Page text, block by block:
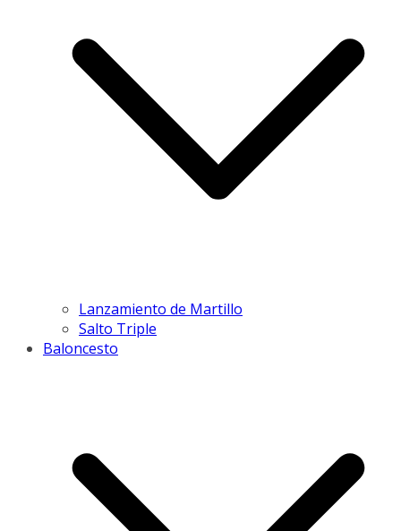
Lanzamiento de Martillo
Salto Triple
Baloncesto